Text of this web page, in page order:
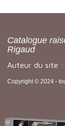
Catalogue
Rigaud
Auteur du site :
Copyright © 2024 -